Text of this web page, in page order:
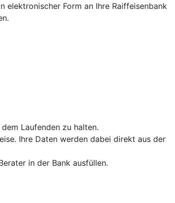
elektronischer Form an Ihre Raiffeisenbank
Laufenden zu halten.
Ihre Daten werden dabei direkt aus der
in der Bank ausfüllen.